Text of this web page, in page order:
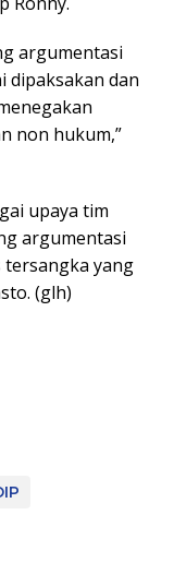
argumentasi
dipaksakan dan
non hukum,”
upaya tim
argumentasi
tersangka yang
(glh)